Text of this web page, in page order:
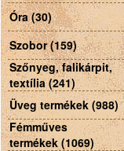
Óra (30)
Szobor (159)
Szőnyeg, falikárpit,
textília (241)
Üveg termékek (988)
Fémműves
termékek (1069)